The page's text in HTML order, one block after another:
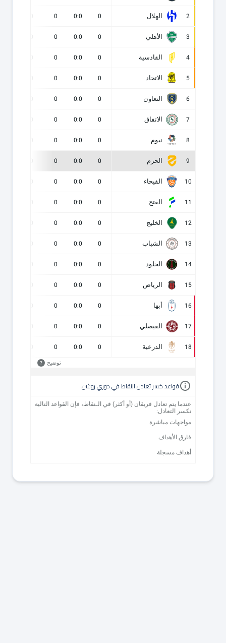
2 الهلال 0
0:0
0
3 الأهلي 0
0:0
0
4 القادسية 0
0:0
0
5 الاتحاد 0
0:0
0
6 التعاون 0
0:0
0
7 الاتفاق 0
0:0
0
8 نيوم 0
0:0
0
9 الحزم 0
0:0
0
10 الفيحاء 0
0:0
0
11 الفتح 0
0:0
0
12 الخليج 0
0:0
0
13 الشباب 0
0:0
0
14 الخلود 0
0:0
0
15 الرياض 0
0:0
0
16 أبها 0
0:0
0
17 الفيصلي 0
0:0
0
18 الدرعية 0
0:0
0
توضيح ?
قواعد كسر تعادل النقاط في دوري روشن
عندما يتم تعادل فريقان (أو أكثر) في الـنقاط، فإن القواعد التالية
تكسر التعادل:
مواجهات مباشرة
فارق الأهداف
أهداف مسجلة